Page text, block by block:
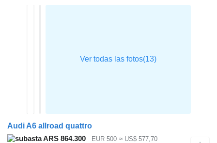
Audi A6 allroad quattro
ARS 864.300
EUR 500 ≈ US$ 577,70